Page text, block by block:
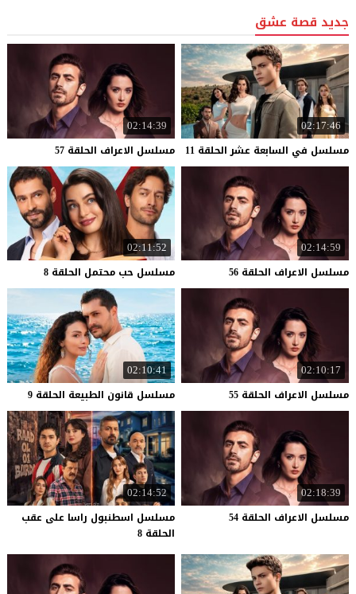
جديد قصة عشق
02:17:46
مسلسل في السابعة عشر الحلقة 11
02:14:39
مسلسل الاعراف الحلقة 57
02:14:59
مسلسل الاعراف الحلقة 56
02:11:52
مسلسل حب محتمل الحلقة 8
02:10:17
مسلسل الاعراف الحلقة 55
02:10:41
مسلسل قانون الطبيعة الحلقة 9
02:18:39
مسلسل الاعراف الحلقة 54
02:14:52
مسلسل اسطنبول راسا على عقب
الحلقة 8